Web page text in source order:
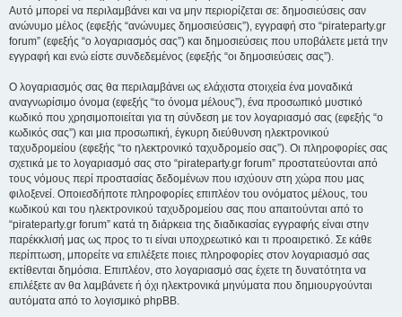
Αυτό μπορεί να περιλαμβάνει και να μην περιορίζεται σε: δημοσιεύσεις σαν
ανώνυμο μέλος (εφεξής “ανώνυμες δημοσιεύσεις”), εγγραφή στο “pirateparty.gr
forum” (εφεξής “ο λογαριασμός σας”) και δημοσιεύσεις που υποβάλετε μετά την
εγγραφή και ενώ είστε συνδεδεμένος (εφεξής “οι δημοσιεύσεις σας”).
Ο λογαριασμός σας θα περιλαμβάνει ως ελάχιστα στοιχεία ένα μοναδικά
αναγνωρίσιμο όνομα (εφεξής “το όνομα μέλους”), ένα προσωπικό μυστικό
κωδικό που χρησιμοποιείται για τη σύνδεση με τον λογαριασμό σας (εφεξής “ο
κωδικός σας”) και μια προσωπική, έγκυρη διεύθυνση ηλεκτρονικού
ταχυδρομείου (εφεξής “το ηλεκτρονικό ταχυδρομείο σας”). Οι πληροφορίες σας
σχετικά με το λογαριασμό σας στο “pirateparty.gr forum” προστατεύονται από
τους νόμους περί προστασίας δεδομένων που ισχύουν στη χώρα που μας
φιλοξενεί. Οποιεσδήποτε πληροφορίες επιπλέον του ονόματος μέλους, του
κωδικού και του ηλεκτρονικού ταχυδρομείου σας που απαιτούνται από το
“pirateparty.gr forum” κατά τη διάρκεια της διαδικασίας εγγραφής είναι στην
παρέκκλισή μας ως προς το τι είναι υποχρεωτικό και τι προαιρετικό. Σε κάθε
περίπτωση, μπορείτε να επιλέξετε ποιες πληροφορίες στον λογαριασμό σας
εκτίθενται δημόσια. Επιπλέον, στο λογαριασμό σας έχετε τη δυνατότητα να
επιλέξετε αν θα λαμβάνετε ή όχι ηλεκτρονικά μηνύματα που δημιουργούνται
αυτόματα από το λογισμικό phpBB.